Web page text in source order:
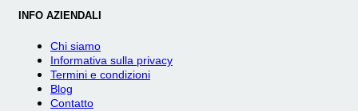
INFO AZIENDALI
Chi siamo
Informativa sulla privacy
Termini e condizioni
Blog
Contatto